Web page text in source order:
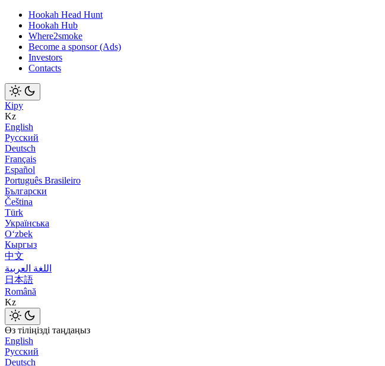
Hookah Head Hunt
Hookah Hub
Where2smoke
Become a sponsor (Ads)
Investors
Contacts
Кіру
Kz
English
Русский
Deutsch
Français
Español
Português Brasileiro
Български
Čeština
Türk
Українська
Оʻzbek
Кыргыз
中文
اللغة العربية
日本語
Română
Kz
Өз тіліңізді таңдаңыз
English
Русский
Deutsch